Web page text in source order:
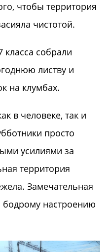
чтобы территория
чистотой.
собрали
листву и
на клумбах.
в человеке, так и
просто
усилиями за
территория
Замечательная
бодрому настроению